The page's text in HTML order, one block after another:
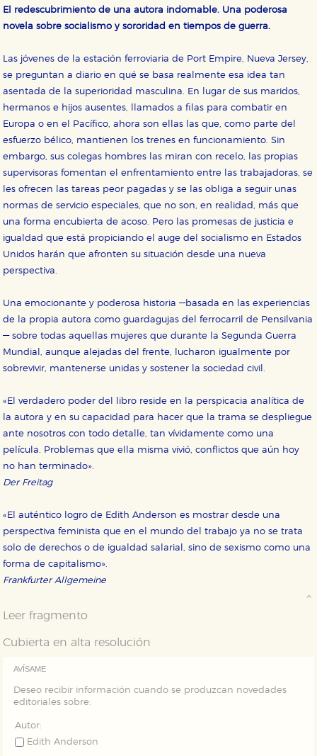
El redescubrimiento de una autora indomable. Una poderosa
novela sobre socialismo y sororidad en tiempos de guerra.
Las jóvenes de la estación ferroviaria de Port Empire, Nueva Jersey,
se preguntan a diario en qué se basa realmente esa idea tan
asentada de la superioridad masculina. En lugar de sus maridos,
hermanos e hijos ausentes, llamados a filas para combatir en
Europa o en el Pacífico, ahora son ellas las que, como parte del
esfuerzo bélico, mantienen los trenes en funcionamiento. Sin
embargo, sus colegas hombres las miran con recelo, las propias
supervisoras fomentan el enfrentamiento entre las trabajadoras, se
les ofrecen las tareas peor pagadas y se las obliga a seguir unas
normas de servicio especiales, que no son, en realidad, más que
una forma encubierta de acoso. Pero las promesas de justicia e
igualdad que está propiciando el auge del socialismo en Estados
Unidos harán que afronten su situación desde una nueva
perspectiva.
Una emocionante y poderosa historia —basada en las experiencias
de la propia autora como guardagujas del ferrocarril de Pensilvania
— sobre todas aquellas mujeres que durante la Segunda Guerra
Mundial, aunque alejadas del frente, lucharon igualmente por
sobrevivir, mantenerse unidas y sostener la sociedad civil.
«El verdadero poder del libro reside en la perspicacia analítica de
la autora y en su capacidad para hacer que la trama se despliegue
ante nosotros con todo detalle, tan vívidamente como una
película. Problemas que ella misma vivió, conflictos que aún hoy
no han terminado».
Der Freitag
«El auténtico logro de Edith Anderson es mostrar desde una
perspectiva feminista que en el mundo del trabajo ya no se trata
solo de derechos o de igualdad salarial, sino de sexismo como una
forma de capitalismo».
Frankfurter Allgemeine
Leer fragmento
Cubierta en alta resolución
AVÍSAME
Deseo recibir información cuando se produzcan novedades
editoriales sobre:
Autor:
Edith Anderson
CONFIGURACIÓN DE COOKIES
Cookies necesarias
Estas cookies son necesarias para que nuestro sitio
nuestro sistema. Es posible hacerlo desde el
navegador, pero en ese caso es posible que algunas
Cookies de rendimiento y analíticas
Estas cookies se utilizan para mejorar su experiencia
de navegación y optimizar el funcionamiento de
nuestro sitio web. Almacenan configuraciones de
servicios para que no tenga que reconfigurarlos cada
vez que nos visita. La información es agregada y, por lo
Cookies de publicidad y redes sociales
Estas cookies son gestionadas por nuestros socios
publicitarios y se utilizan para mostrar publicidad
relevante para sus intereses en otros sitios. No
almacenan directamente información personal sino
que se basan en la identificación única de su
navegador y dispositivo de internet.
Puede consultar nuestra